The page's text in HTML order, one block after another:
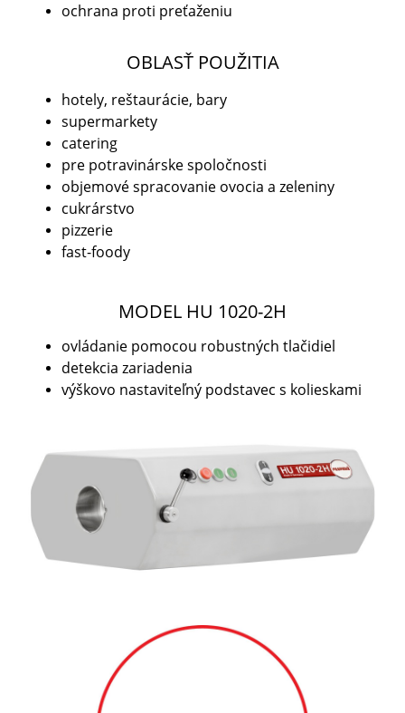
ochrana proti preťaženiu
OBLASŤ POUŽITIA
hotely, reštaurácie, bary
supermarkety
catering
pre potravinárske spoločnosti
objemové spracovanie ovocia a zeleniny
cukrárstvo
pizzerie
fast-foody
MODEL HU 1020-2H
ovládanie pomocou robustných tlačidiel
detekcia zariadenia
výškovo nastaviteľný podstavec s kolieskami